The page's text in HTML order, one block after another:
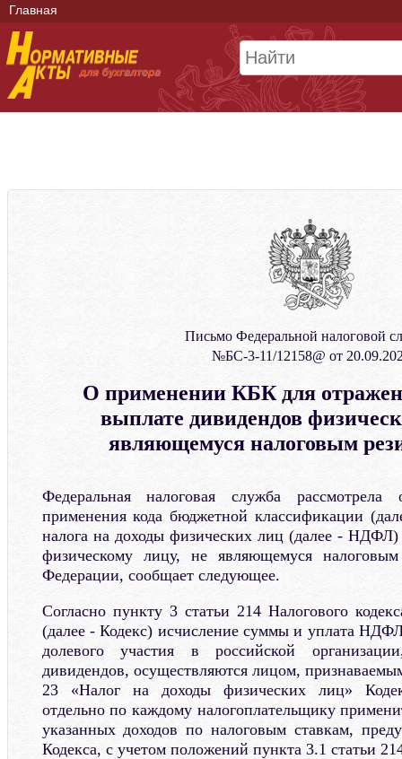
Главная
Письмо Федеральной налоговой
№БС-3-11/12158@ от
О применении КБК для
выплате дивидендов
являющемуся налоговым
Федеральная налоговая служба
применения кода бюджетной классификации
налога на доходы физических лиц (далее -
физическому лицу, не являющемуся налоговым
Федерации, сообщает следующее.
Согласно пункту 3 статьи 214 Налогового
(далее - Кодекс) исчисление суммы и уплата
долевого участия в российской
дивидендов, осуществляются лицом,
23 «Налог на доходы физических лиц»
отдельно по каждому налогоплательщику
указанных доходов по налоговым ставкам,
Кодекса, с учетом положений пункта 3.1 статьи